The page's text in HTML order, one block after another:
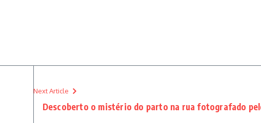
Next Article
Descoberto o mistério do parto na rua fotografado